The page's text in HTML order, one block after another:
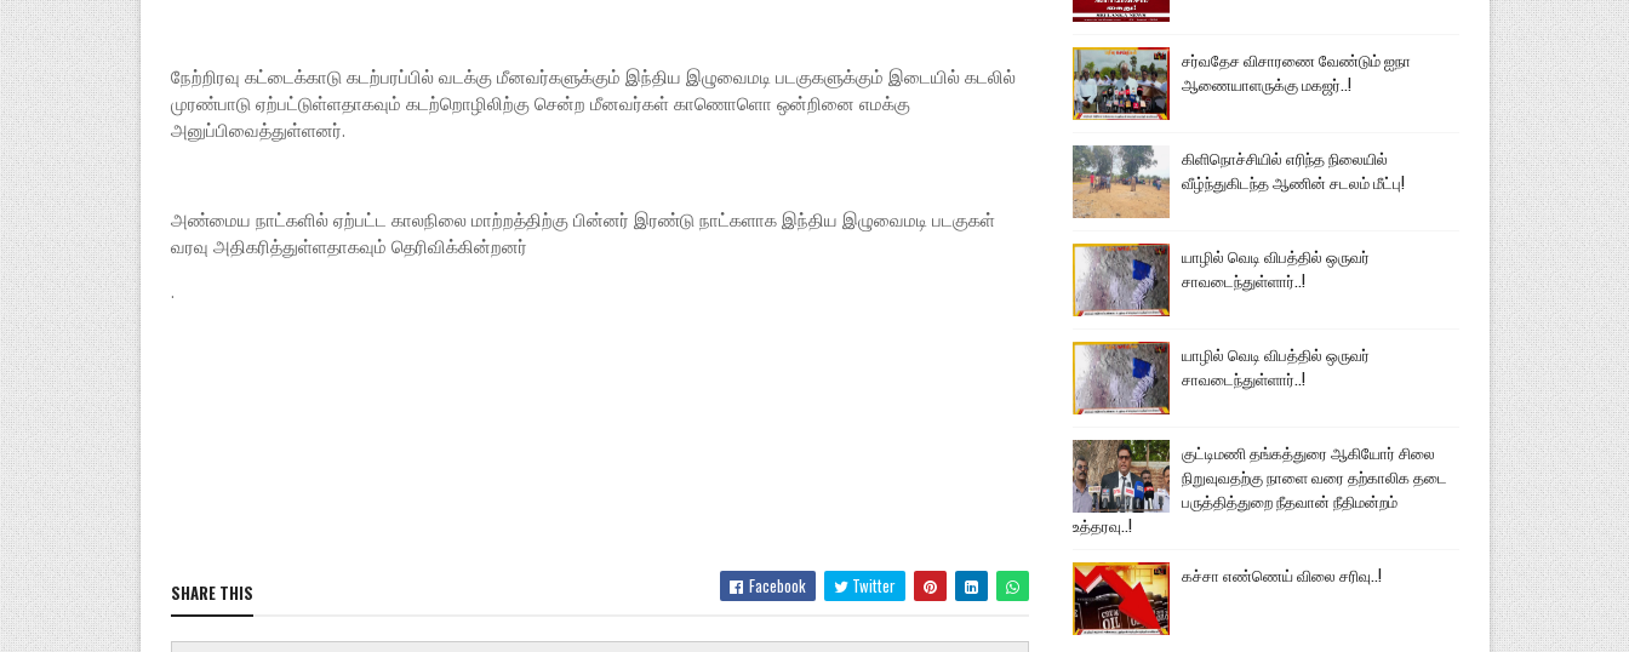
நேற்றிரவு கட்டைக்காடு கடற்பரப்பில் வடக்கு மீனவர்களுக்கும் இந்திய இழுவைமடி படகுகளுக்கும் இடையில் கடலில்
முரண்பாடு ஏற்பட்டுள்ளதாகவும் கடற்றொழிலிற்கு சென்ற மீனவர்கள் காணொளொ ஒன்றினை எமக்கு
அனுப்பிவைத்துள்ளனர்.
அண்மைய நாட்களில் ஏற்பட்ட காலநிலை மாற்றத்திற்கு பின்னர் இரண்டு நாட்களாக இந்திய இழுவைமடி படகுகள்
வரவு அதிகரித்துள்ளதாகவும் தெரிவிக்கின்றனர்
.
SHARE THIS Facebook Twitter
சர்வதேச விசாரணை வேண்டும் ஐநா
ஆணையாளருக்கு மகஜர்..!
கிளிநொச்சியில் எரிந்த நிலையில்
வீழ்ந்துகிடந்த ஆணின் சடலம் மீட்பு!
யாழில் வெடி விபத்தில் ஒருவர்
சாவடைந்துள்ளார்..!
யாழில் வெடி விபத்தில் ஒருவர்
சாவடைந்துள்ளார்..!
குட்டிமணி தங்கத்துரை ஆகியோர் சிலை
நிறுவுவதற்கு நாளை வரை தற்காலிக தடை
பருத்தித்துறை நீதவான் நீதிமன்றம்
உத்தரவு..!
கச்சா எண்ணெய் விலை சரிவு..!